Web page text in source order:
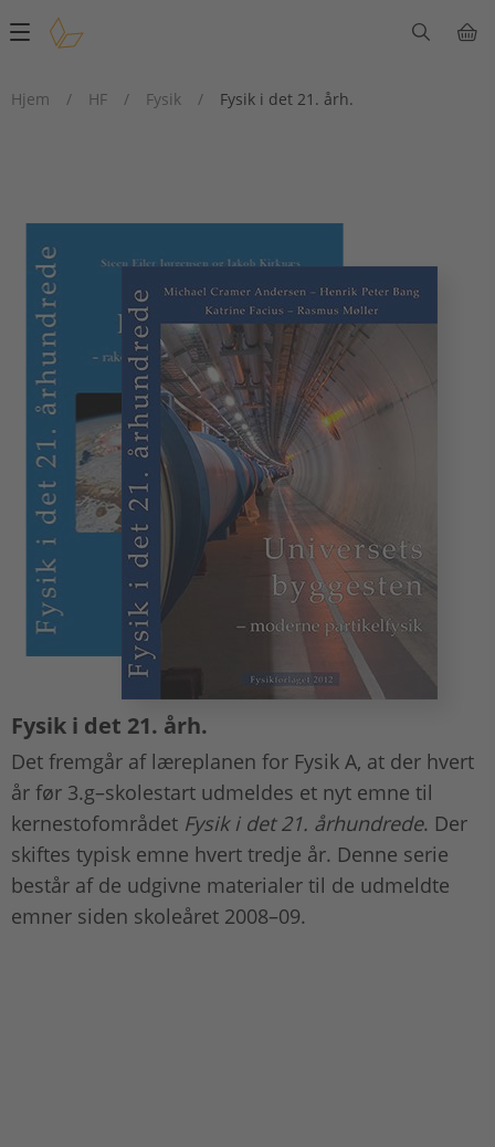
Main
Hjem
/ HF / Fysik / Fysik i det 21. årh.
Fysik i det 21. årh.
Det fremgår af læreplanen for Fysik A, at der hvert
år før 3.g–skolestart udmeldes et nyt emne til
kernestofområdet Fysik i det 21. århundrede. Der
skiftes typisk emne hvert tredje år. Denne serie
består af de udgivne materialer til de udmeldte
emner siden skoleåret 2008–09.